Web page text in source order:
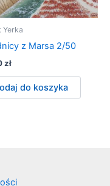
Yerka
z Marsa 2/50
zł
do koszyka